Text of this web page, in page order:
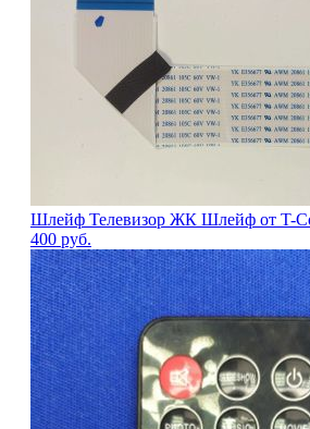
Шлейф Телевизор ЖК Шлейф от T-
400 руб.